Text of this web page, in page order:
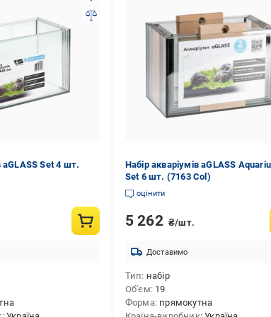
aGLASS Set 4 шт.
Набір акваріумів aGLASS
Set 6 шт. (7163 Col)
оцінити
5 262 ₴/шт.
Доставимо
Тип набір
Об'єм 19
Форма прямокутна